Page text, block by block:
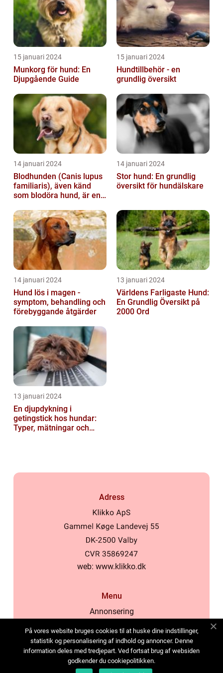
15 januari 2024
Munkorg för hund: En
Djupgående Guide
15 januari 2024
Hundtillbehör - en
grundlig översikt
14 januari 2024
Blodhunden (Canis lupus
familiaris), även känd
som blodöra hund, är en
kara...
14 januari 2024
Stor hund: En grundlig
översikt för hundälskare
14 januari 2024
Hund lös i magen -
symptom, behandling och
förebyggande åtgärder
13 januari 2024
Världens Farligaste Hund:
En Grundlig Översikt på
2000 Ord
13 januari 2024
En djupdykning i
getingstick hos hundar:
Typer, mätningar och
Adress
web: www.klikko.dk
Menu
Annonsering
Cookies
Kontakta oss
Sitemap
På vores website bruges cookies til at huske dine indstillinger,
statistik og personalisering af indhold og annoncer. Denne
information deles med tredjepart. Ved fortsat brug af websiden
godkender du cookiepolitikken.